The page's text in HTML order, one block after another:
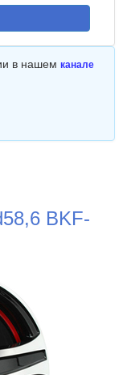
в нашем канале
BKF-